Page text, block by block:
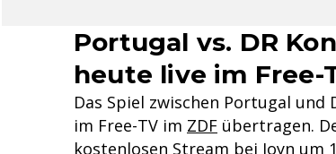
Portugal vs. DR
heute live im Free-
Das Spiel zwischen Portugal und
im Free-TV im ZDF übertragen.
kostenlosen Stream bei Joyn um